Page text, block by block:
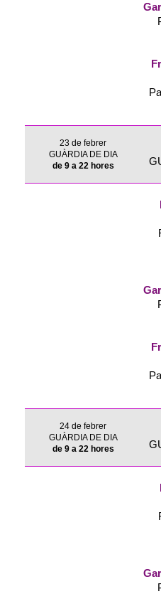
23 de febrer
GUÀRDIA DE DIA
de 9 a 22 hores
24 de febrer
GUÀRDIA DE DIA
de 9 a 22 hores